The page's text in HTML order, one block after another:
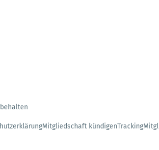
Mitgliedschaft kündigenTracking